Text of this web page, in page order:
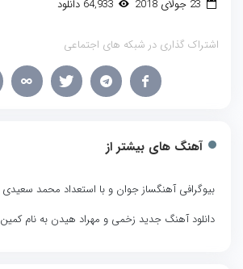
اشتراک گذاری در شبکه های اجتماعی
آهنگ های بیشتر از
بیوگرافی آهنگساز جوان و با استعداد محمد سعیدی
دانلود آهنگ جدید زخمی و مهراد هیدن به نام کمین